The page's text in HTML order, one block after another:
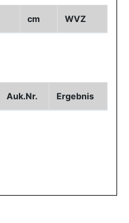
cm WVZ
Auk.Nr. Ergebnis